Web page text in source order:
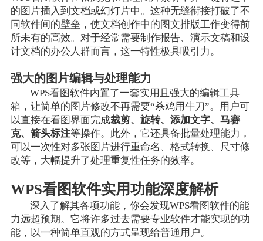
的图片插入到文档或幻灯片中。这种无缝衔接打破了不
同软件间的壁垒，使文档创作中的图文排版工作变得前
所未有的高效。对于经常需要制作报告、演示文稿和设
计文档的办公人群而言，这一特性极具吸引力。
强大的图片编辑与处理能力
WPS看图软件内置了一套实用且强大的编辑工具
箱，让简单的图片修改不再需要“杀鸡用牛刀”。用户可
以直接在看图界面完成裁剪、旋转、添加文字、马赛
克、箭头标注等操作。此外，它还具备批量处理能力，
可以一次性对多张图片进行重命名、格式转换、尺寸修
改等，大幅提升了处理重复性任务的效率。
WPS看图软件实用功能深度解析
深入了解其各项功能，你会发现WPS看图软件的能
力远超预期。它将许多过去需要专业软件才能实现的功
能，以一种简单直观的方式呈现给普通用户。